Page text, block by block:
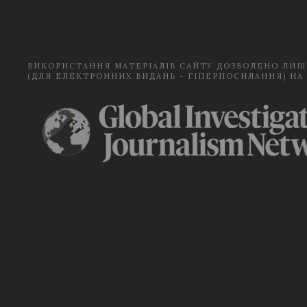
ВИКОРИСТАННЯ МАТЕРІАЛІВ САЙТУ ДОЗВОЛЕНО
(ДЛЯ ЕЛЕКТРОННИХ ВИДАНЬ - ГІПЕРПОСИЛАННЯ) НА